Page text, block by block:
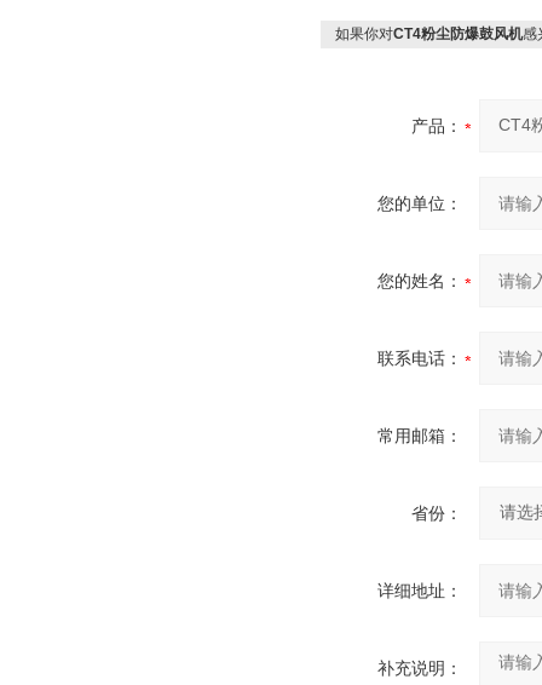
如果你对CT4粉尘防爆鼓风机感
产品：
您的单位：
您的姓名：
联系电话：
常用邮箱：
省份：
详细地址：
补充说明：